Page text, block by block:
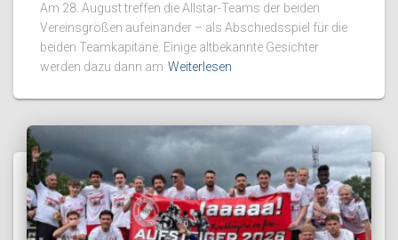
Am 28. August treffen die Allstar-Teams der beiden
Vereinsgrößen aufeinander – als Abschiedsspiel für die
beiden Teamkapitäne. Einige altbekannte Gesichter
werden dazu dann am Weiterlesen